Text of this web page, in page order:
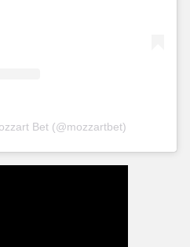
Bet (@mozzartbet)